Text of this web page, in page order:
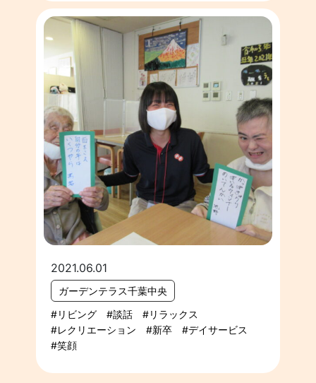
2021.06.01
ガーデンテラス千葉中央
リビング
談話
リラックス
レクリエーション
新卒
デイサービス
笑顔